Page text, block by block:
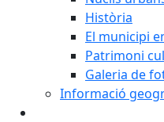
Història
El municipi
Patrimoni
Galeria de
Informació